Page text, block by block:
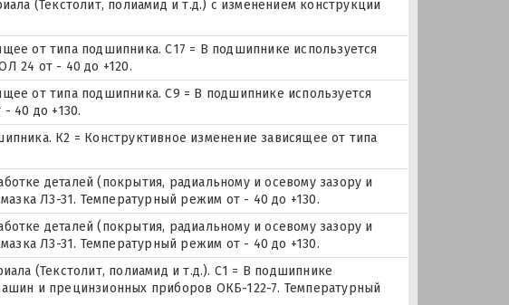
(Текстолит, полиамид и т.д.) с изменением конструкции
от типа подшипника. С17 = В подшипнике используется
24 от - 40 до +120.
от типа подшипника. С9 = В подшипнике используется
40 до +130.
К2 = Конструктивное изменение зависящее от типа
деталей (покрытия, радиальному и осевому зазору и
Л3-31. Температурный режим от - 40 до +130.
деталей (покрытия, радиальному и осевому зазору и
Л3-31. Температурный режим от - 40 до +130.
(Текстолит, полиамид и т.д.). С1 = В подшипнике
и прецинзионных приборов ОКБ-122-7. Температурный